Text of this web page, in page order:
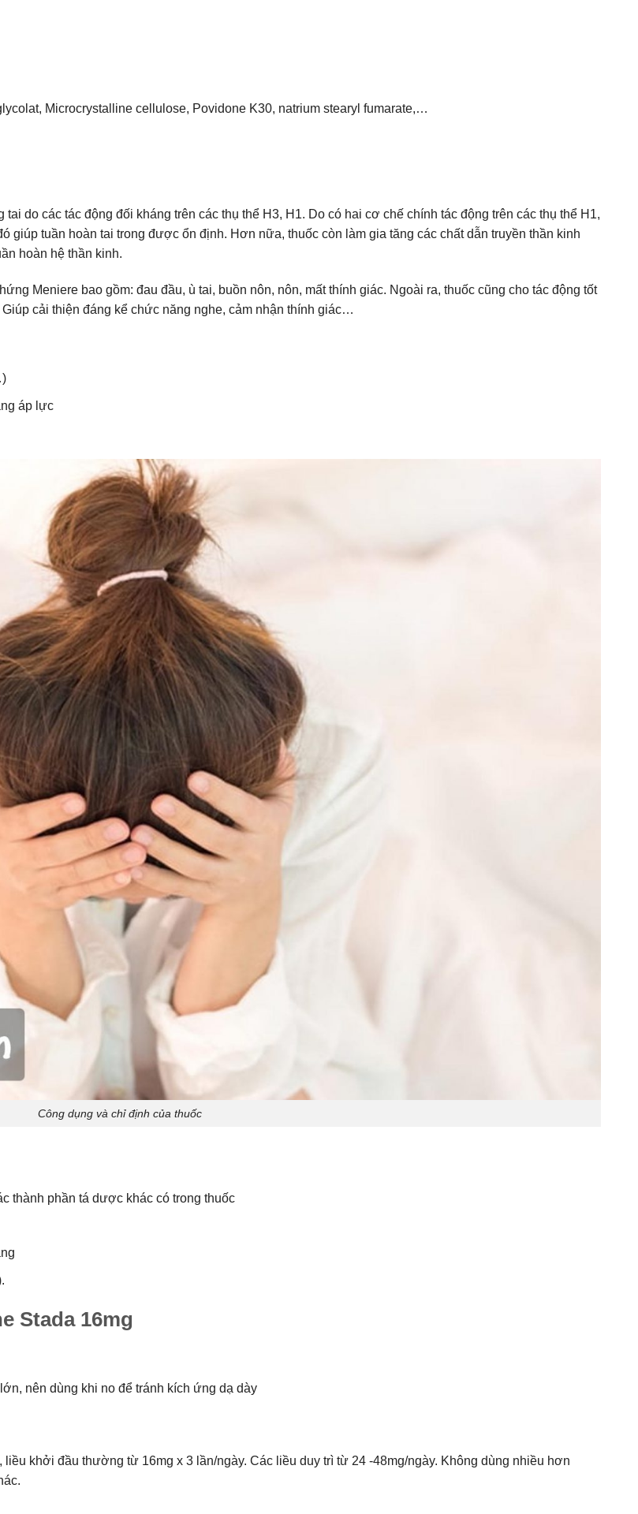
Microcrystalline cellulose, Povidone K30, natrium stearyl fumarate,…
do các tác động đối kháng trên các thụ thể H3, H1. Do có hai cơ chế chính tác động trên các thụ thể H1,
giúp tuần hoàn tai trong được ổn định. Hơn nữa, thuốc còn làm gia tăng các chất dẫn truyền thần kinh
hoàn hệ thần kinh.
Meniere bao gồm: đau đầu, ù tai, buồn nôn, nôn, mất thính giác. Ngoài ra, thuốc cũng cho tác động tốt
cải thiện đáng kể chức năng nghe, cảm nhận thính giác…
áp lực
Công dụng và chỉ định của thuốc
thành phần tá dược khác có trong thuốc
Stada 16mg
nên dùng khi no để tránh kích ứng dạ dày
khởi đầu thường từ 16mg x 3 lần/ngày. Các liều duy trì từ 24 -48mg/ngày. Không dùng nhiều hơn